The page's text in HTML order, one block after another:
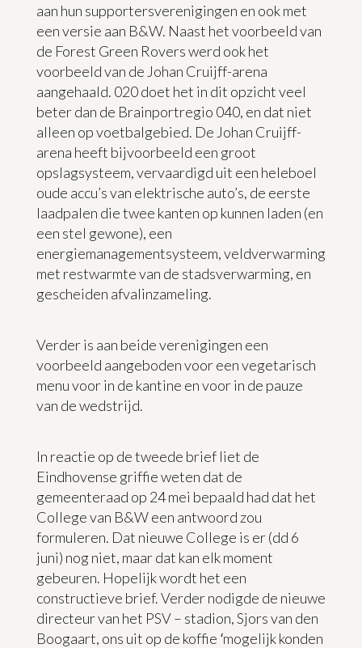
aan hun supportersverenigingen en ook met
een versie aan B&W. Naast het voorbeeld van
de Forest Green Rovers werd ook het
voorbeeld van de Johan Cruijff-arena
aangehaald. 020 doet het in dit opzicht veel
beter dan de Brainportregio 040, en dat niet
alleen op voetbalgebied. De Johan Cruijff-
arena heeft bijvoorbeeld een groot
opslagsysteem, vervaardigd uit een heleboel
oude accu’s van elektrische auto’s, de eerste
laadpalen die twee kanten op kunnen laden (en
een stel gewone), een
energiemanagementsysteem, veldverwarming
met restwarmte van de stadsverwarming, en
gescheiden afvalinzameling.
Verder is aan beide verenigingen een
voorbeeld aangeboden voor een vegetarisch
menu voor in de kantine en voor in de pauze
van de wedstrijd.
In reactie op de tweede brief liet de
Eindhovense griffie weten dat de
gemeenteraad op 24 mei bepaald had dat het
College van B&W een antwoord zou
formuleren. Dat nieuwe College is er (dd 6
juni) nog niet, maar dat kan elk moment
gebeuren. Hopelijk wordt het een
constructieve brief. Verder nodigde de nieuwe
directeur van het PSV – stadion, Sjors van den
Boogaart, ons uit op de koffie ‘mogelijk konden